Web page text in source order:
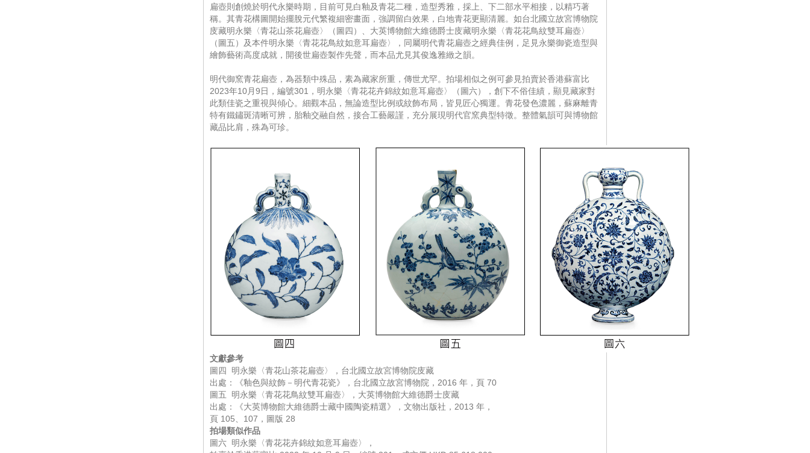
扁壺則創燒於明代永樂時期，目前可見白釉及青花二種，造型秀雅，採上、下二部水平相接，以精巧著
稱。其青花構圖開始擺脫元代繁複細密畫面，強調留白效果，白地青花更顯清麗。如台北國立故宮博物院
庋藏明永樂〈青花山茶花扁壺〉（圖四）、大英博物館大維德爵士庋藏明永樂〈青花花鳥紋雙耳扁壺〉
（圖五）及本件明永樂〈青花花鳥紋如意耳扁壺〉，同屬明代青花扁壺之經典佳例，足見永樂御瓷造型與
繪飾藝術高度成就，開後世扁壺製作先聲，而本品尤見其俊逸雅緻之韻。
明代御窯青花扁壺，為器類中殊品，素為藏家所重，傳世尤罕。拍場相似之例可參見拍賣於香港蘇富比
2023年10月9日，編號301，明永樂〈青花花卉錦紋如意耳扁壺〉（圖六），創下不俗佳績，顯見藏家對
此類佳瓷之重視與傾心。細觀本品，無論造型比例或紋飾布局，皆見匠心獨運。青花發色濃麗，蘇麻離青
特有鐵鏽斑清晰可辨，胎釉交融自然，接合工藝嚴謹，充分展現明代官窯典型特徵。整體氣韻可與博物館
藏品比肩，殊為可珍。
文獻參考
圖四 明永樂〈青花山茶花扁壺〉，台北國立故宮博物院庋藏
出處：《釉色與紋飾－明代青花瓷》，台北國立故宮博物院，2016 年，頁 70
圖五 明永樂〈青花花鳥紋雙耳扁壺〉，大英博物館大維德爵士庋藏
出處：《大英博物館大維德爵士藏中國陶瓷精選》，文物出版社，2013 年，
頁 105、107，圖版 28
拍場類似作品
圖六 明永樂〈青花花卉錦紋如意耳扁壺〉，